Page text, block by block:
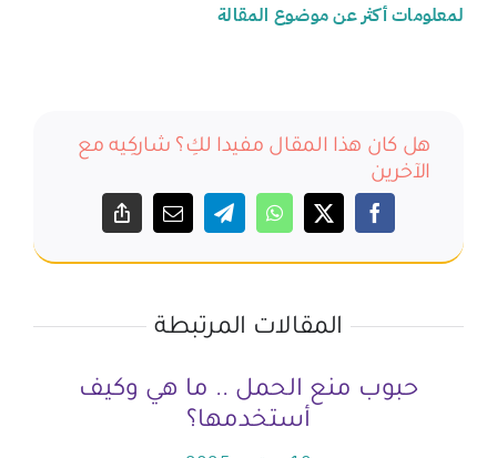
لمعلومات أكثر عن موضوع المقالة
هل كان هذا المقال مفيدا لكِ؟ شاركِيه مع
الآخرين
المقالات المرتبطة
حبوب منع الحمل .. ما هي وكيف
أستخدمها؟